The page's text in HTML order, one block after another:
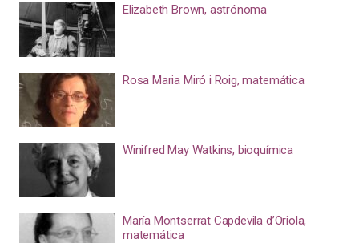
Elizabeth Brown, astrónoma
Rosa Maria Miró i Roig, matemática
Winifred May Watkins, bioquímica
María Montserrat Capdevila d’Oriola,
matemática